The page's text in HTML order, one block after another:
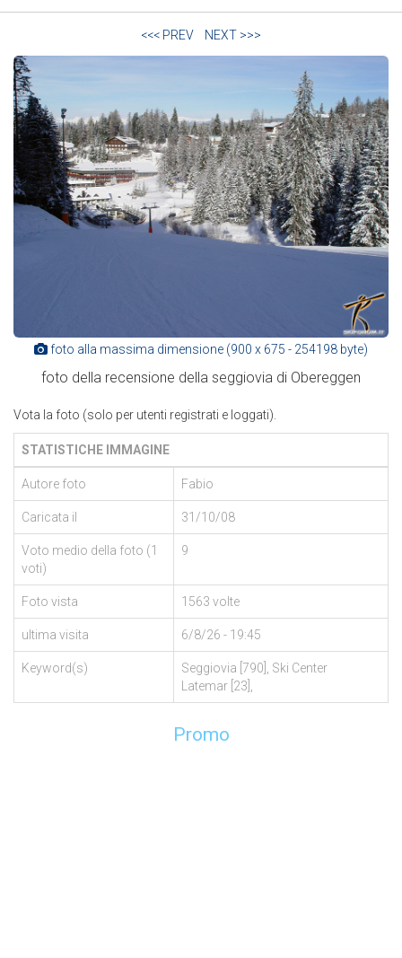
<<< PREV NEXT >>>
foto alla massima dimensione (900 x 675 - 254198 byte)
foto della recensione della seggiovia di Obereggen
Vota la foto (solo per utenti registrati e loggati).
STATISTICHE IMMAGINE
Autore foto Fabio
Caricata il 31/10/08
Voto medio della foto (1
voti)
9
Foto vista 1563 volte
ultima visita 6/8/26 - 19:45
Keyword(s)
Seggiovia [790], Ski Center
Latemar [23],
Promo